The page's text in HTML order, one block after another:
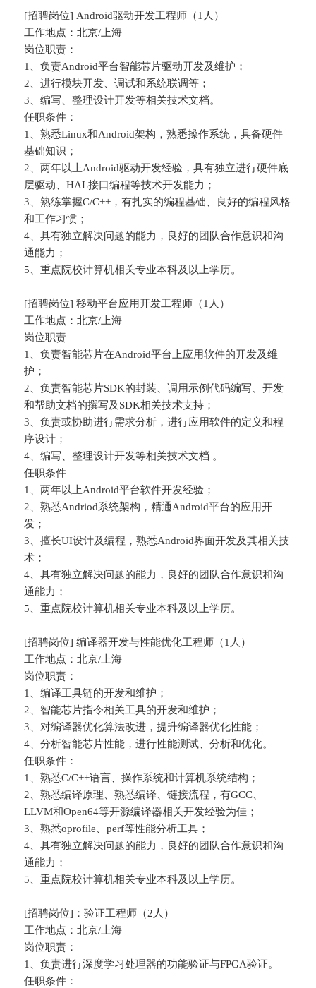
[招聘岗位] Android驱动开发工程师（1人）
工作地点：北京/上海
岗位职责：
1、负责Android平台智能芯片驱动开发及维护；
2、进行模块开发、调试和系统联调等；
3、编写、整理设计开发等相关技术文档。
任职条件：
1、熟悉Linux和Android架构，熟悉操作系统，具备硬件
基础知识；
2、两年以上Android驱动开发经验，具有独立进行硬件底
层驱动、HAL接口编程等技术开发能力；
3、熟练掌握C/C++，有扎实的编程基础、良好的编程风格
和工作习惯；
4、具有独立解决问题的能力，良好的团队合作意识和沟
通能力；
5、重点院校计算机相关专业本科及以上学历。
[招聘岗位] 移动平台应用开发工程师（1人）
工作地点：北京/上海
岗位职责
1、负责智能芯片在Android平台上应用软件的开发及维
护；
2、负责智能芯片SDK的封装、调用示例代码编写、开发
和帮助文档的撰写及SDK相关技术支持；
3、负责或协助进行需求分析，进行应用软件的定义和程
序设计；
4、编写、整理设计开发等相关技术文档 。
任职条件
1、两年以上Android平台软件开发经验；
2、熟悉Andriod系统架构，精通Android平台的应用开
发；
3、擅长UI设计及编程，熟悉Android界面开发及其相关技
术；
4、具有独立解决问题的能力，良好的团队合作意识和沟
通能力；
5、重点院校计算机相关专业本科及以上学历。
[招聘岗位] 编译器开发与性能优化工程师（1人）
工作地点：北京/上海
岗位职责：
1、编译工具链的开发和维护；
2、智能芯片指令相关工具的开发和维护；
3、对编译器优化算法改进，提升编译器优化性能；
4、分析智能芯片性能，进行性能测试、分析和优化。
任职条件：
1、熟悉C/C++语言、操作系统和计算机系统结构；
2、熟悉编译原理、熟悉编译、链接流程，有GCC、
LLVM和Open64等开源编译器相关开发经验为佳；
3、熟悉oprofile、perf等性能分析工具；
4、具有独立解决问题的能力，良好的团队合作意识和沟
通能力；
5、重点院校计算机相关专业本科及以上学历。
[招聘岗位]：验证工程师（2人）
工作地点：北京/上海
岗位职责：
1、负责进行深度学习处理器的功能验证与FPGA验证。
任职条件：